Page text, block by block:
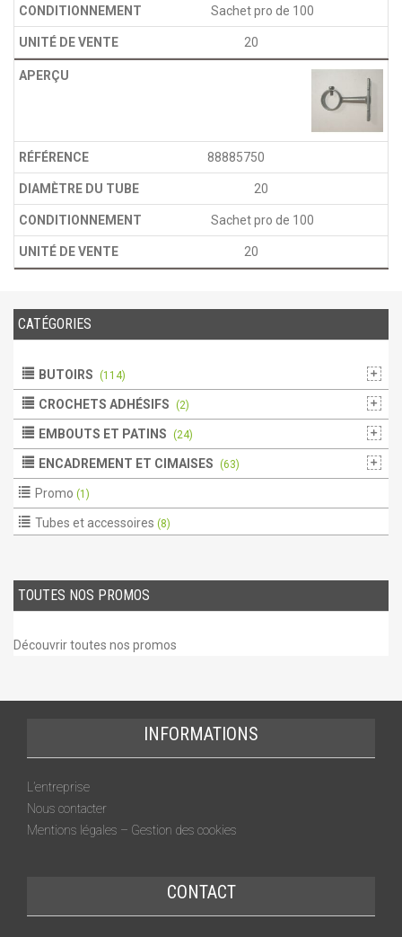
Sachet pro de 100
20
88885750
20
Sachet pro de 100
20
CATÉGORIES
BUTOIRS (114)
CROCHETS ADHÉSIFS (2)
EMBOUTS ET PATINS (24)
ENCADREMENT ET CIMAISES (63)
Promo (1)
Tubes et accessoires (8)
TOUTES NOS PROMOS
Découvrir toutes nos promos
INFORMATIONS
L’entreprise
Nous contacter
Mentions légales – Gestion des cookies
CONTACT